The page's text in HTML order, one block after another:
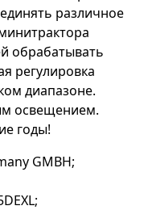
различное
обрабатывать
регулировка
диапазоне.
освещением.
годы!
GMBH;